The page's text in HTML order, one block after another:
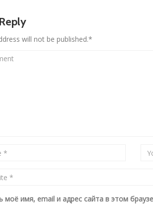
will not be published.*
моё имя, email и адрес сайта в этом